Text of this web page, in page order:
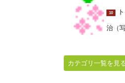
10
治（
カテゴリ一覧を見